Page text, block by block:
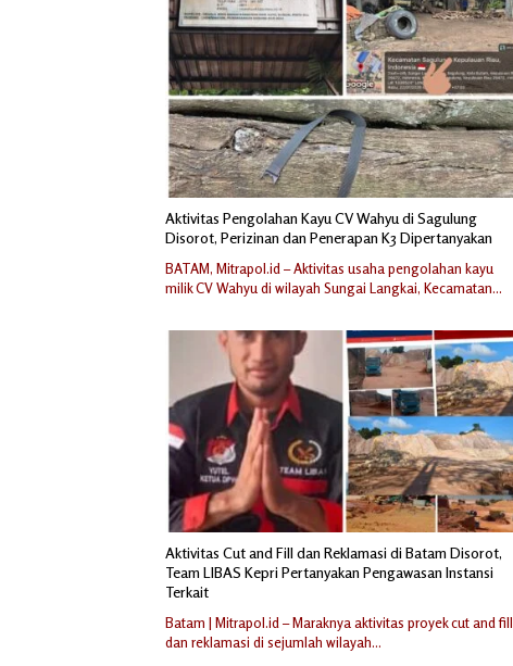
Aktivitas Pengolahan Kayu CV Wahyu di Sagulung
Disorot, Perizinan dan Penerapan K3 Dipertanyakan
BATAM, Mitrapol.id – Aktivitas usaha pengolahan kayu
milik CV Wahyu di wilayah Sungai Langkai, Kecamatan…
Aktivitas Cut and Fill dan Reklamasi di Batam Disorot,
Team LIBAS Kepri Pertanyakan Pengawasan Instansi
Terkait
Batam | Mitrapol.id – Maraknya aktivitas proyek cut and fill
dan reklamasi di sejumlah wilayah…